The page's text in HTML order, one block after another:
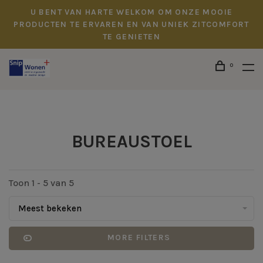
U BENT VAN HARTE WELKOM OM ONZE MOOIE
PRODUCTEN TE ERVAREN EN VAN UNIEK ZITCOMFORT
TE GENIETEN
0
BUREAUSTOEL
Toon 1 - 5 van 5
Meest bekeken
MORE FILTERS